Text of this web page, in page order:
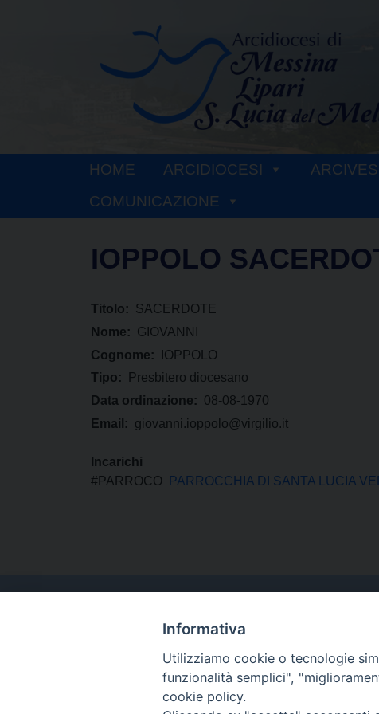
HOME ARCIDIOCESI
COMUNICAZIONE
IOPPOLO
Titolo: SACERDOTE
Nome: GIOVANNI
Cognome:
IOPPOLO
Tipo:
Presbitero diocesano
Data ordinazione: 08-08-1970
Email: giovanni.ioppolo@virgilio.it
Incarichi
#PARROCO
PARROCCHIA DI SANTA LUCIA
Informativa
Utilizziamo cookie o tecnologie
funzionalità semplici",
cookie policy.